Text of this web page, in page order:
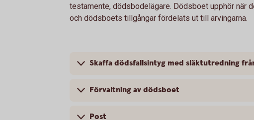
testamente, dödsbodelägare. Dödsboet upphör när
och dödsboets tillgångar fördelats ut till arvingarna.
Skaffa dödsfallsintyg med släktutredning
Förvaltning av dödsboet
Post